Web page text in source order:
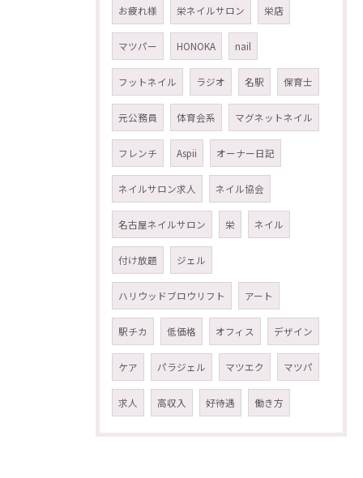
お疲れ様 栄ネイルサロン 栄店
マツパー HONOKA nail
フットネイル ラジオ 名駅 保育士
元公務員 体育会系 マグネットネイル
フレンチ Aspii オーナー日記
ネイルサロン求人 ネイル協会
名古屋ネイルサロン 栄 ネイル
付け放題 ジェル
ハリウッドブロウリフト アート
駅チカ 低価格 オフィス デザイン
ケア パラジェル マツエク マツパ
求人 高収入 好待遇 働き方